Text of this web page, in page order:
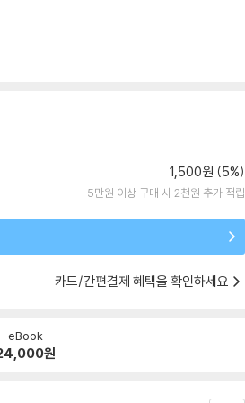
1,500원 (5%)
5만원 이상 구매 시 2천원 추가 적립
카드/간편결제 혜택을 확인하세요
eBook
원